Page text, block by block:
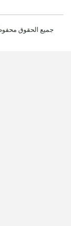
جميع الحقوق